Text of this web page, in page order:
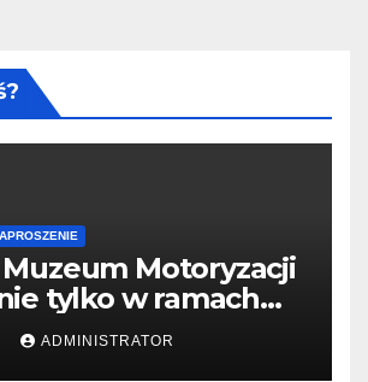
Muzeum Motoryzacji
tylko w ramach
PTTK’
ADMINISTRATOR